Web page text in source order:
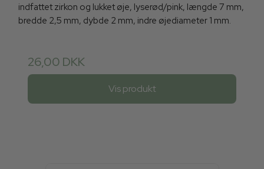
indfattet zirkon og lukket øje, lyserød/pink, længde 7 mm,
bredde 2,5 mm, dybde 2 mm, indre øjediameter 1 mm.
26,00 DKK
Vis produkt